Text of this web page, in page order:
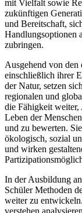
mit Vielfalt sowie
zukünftigen
und Bereitschaft,
Handlungsoptionen
zubringen.
Ausgehend von den
einschließlich ihrer
der Natur, setzen
regionalen und
die Fähigkeit
Leben der
und zu bewerten.
ökologisch, sozial
und wirken
In der Ausbildung
Schüler Methoden
weiter zu
verstehen